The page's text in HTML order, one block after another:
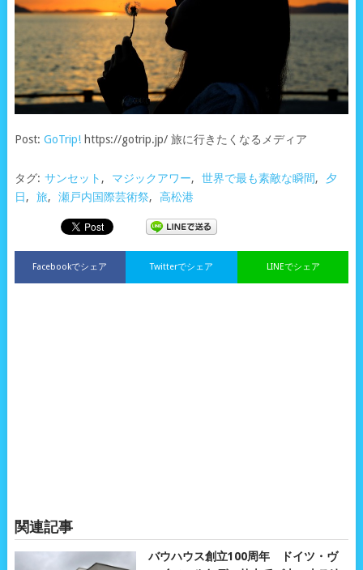
Post: GoTrip!https://gotrip.jp/ 旅に行きたくなるメディア
タグ: サンセット , マジックアワー, 世界で最も素敵な瞬間,
夕
日, 旅, 瀬戸内国際芸術祭, 高松港
Facebookでシェア LINEでシェア
Twitterでシェア
関連記事
バウハウス創立100周年 ドイツ・ヴ